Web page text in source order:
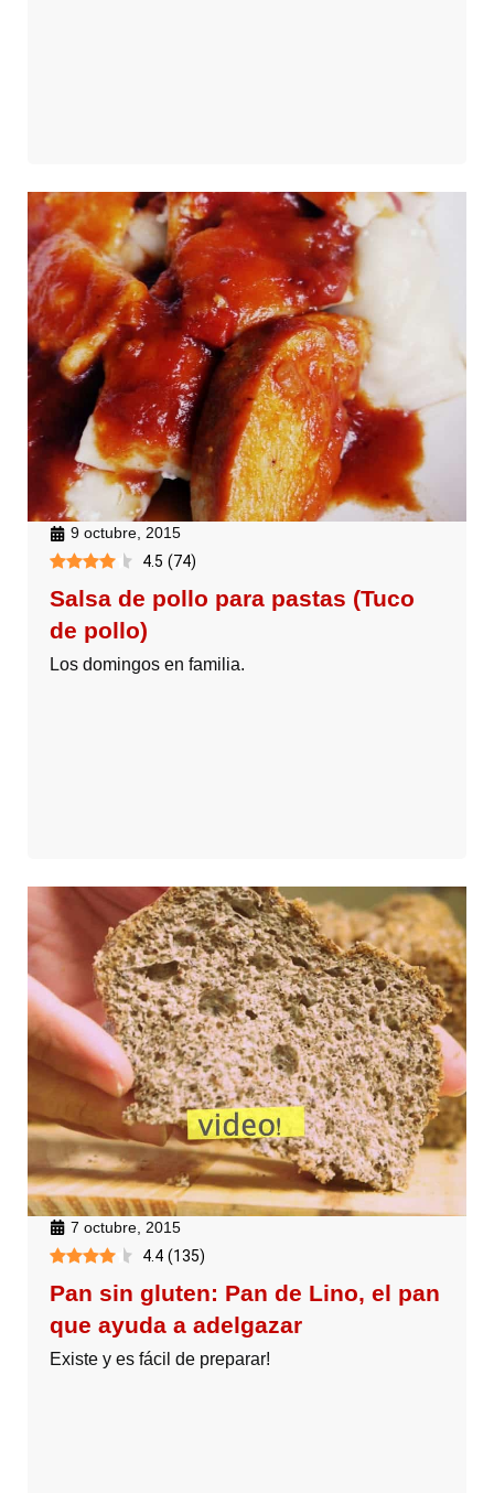
9 octubre, 2015
4.5 (74)
Salsa de pollo para pastas (Tuco
de pollo)
Los domingos en familia.
7 octubre, 2015
4.4 (135)
Pan sin gluten: Pan de Lino, el pan
que ayuda a adelgazar
Existe y es fácil de preparar!